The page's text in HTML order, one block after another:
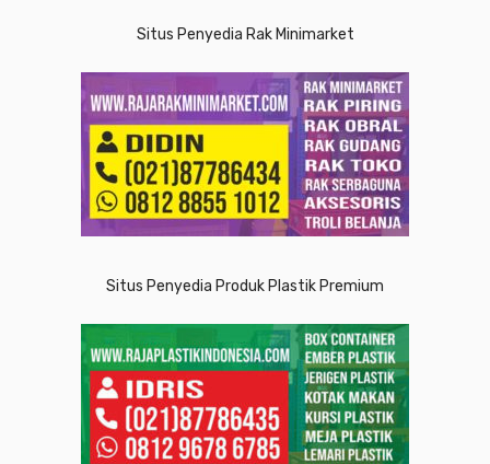
Situs Penyedia Rak Minimarket
Situs Penyedia Produk Plastik Premium